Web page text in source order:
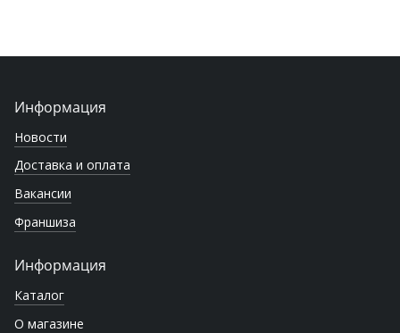
Информация
Новости
Доставка и оплата
Вакансии
Франшиза
Информация
Каталог
О магазине